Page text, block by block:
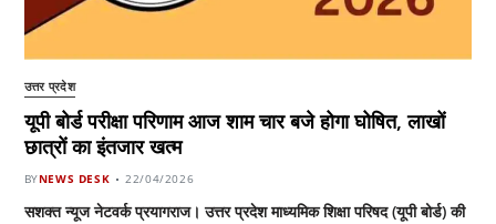
उत्तर प्रदेश
यूपी बोर्ड परीक्षा परिणाम आज शाम चार बजे होगा घोषित, लाखों
छात्रों का इंतजार खत्म
BYNEWS DESK 22/04/2026
सशक्त न्यूज नेटवर्क प्रयागराज। उत्तर प्रदेश माध्यमिक शिक्षा परिषद (यूपी बोर्ड) की